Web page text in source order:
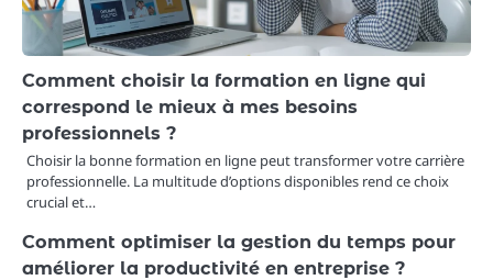
Comment choisir la formation en ligne qui
correspond le mieux à mes besoins
professionnels ?
Choisir la bonne formation en ligne peut transformer votre carrière
professionnelle. La multitude d’options disponibles rend ce choix
crucial et…
Comment optimiser la gestion du temps pour
améliorer la productivité en entreprise ?